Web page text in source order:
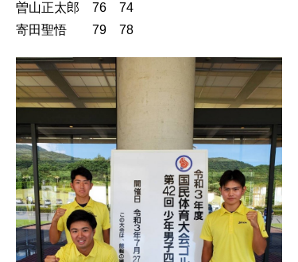
曽山正太郎 76 74
寄田聖悟 79 78